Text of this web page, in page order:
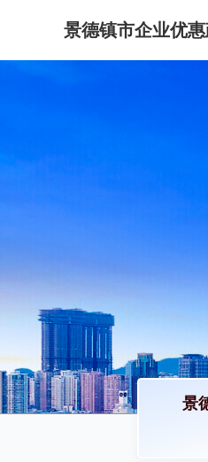
景德镇市企业优
景